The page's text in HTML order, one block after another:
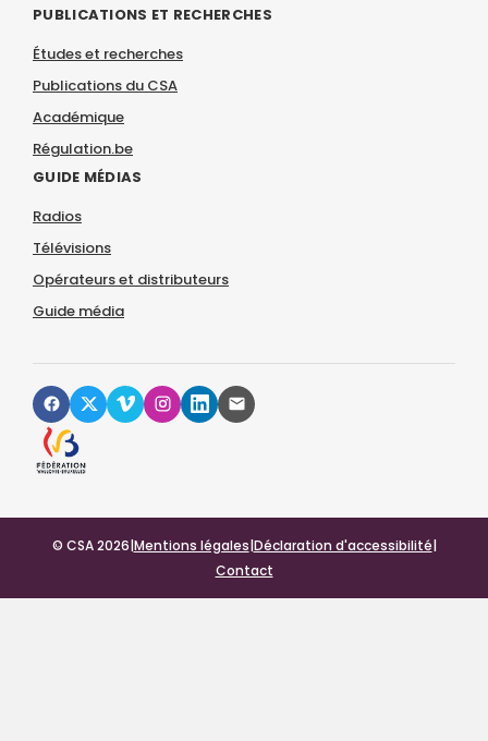
PUBLICATIONS ET RECHERCHES
Études et recherches
Publications du CSA
Académique
Régulation.be
GUIDE MÉDIAS
Radios
Télévisions
Opérateurs et distributeurs
Guide média
© CSA 2026|Mentions légales|Déclaration d'accessibilité|
Contact